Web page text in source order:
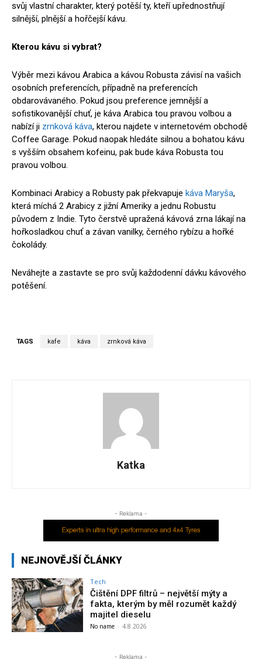
svůj vlastní charakter, který potěší ty, kteří upřednostňují
silnější, plnější a hořčejší kávu.
Kterou kávu si vybrat?
Výběr mezi kávou Arabica a kávou Robusta závisí na vašich
osobních preferencích, případně na preferencích
obdarovávaného. Pokud jsou preference jemnější a
sofistikovanější chuť, je káva Arabica tou pravou volbou a
nabízí ji zrnková káva, kterou najdete v internetovém obchodě
Coffee Garage. Pokud naopak hledáte silnou a bohatou kávu
s vyšším obsahem kofeinu, pak bude káva Robusta tou
pravou volbou.
Kombinaci Arabicy a Robusty pak překvapuje káva Maryša,
která míchá 2 Arabicy z jižní Ameriky a jednu Robustu
původem z Indie. Tyto čerstvě upražená kávová zrna lákají na
hořkosladkou chuť a závan vanilky, černého rybízu a hořké
čokolády.
Neváhejte a zastavte se pro svůj každodenní dávku kávového
potěšení.
TAGS kafe káva zrnková káva
Katka
- Reklama -
NEJNOVĚJŠÍ ČLÁNKY
Tech
Čištění DPF filtrů – největší mýty a
fakta, kterým by měl rozumět každý
majitel dieselu
No name - 4.8.2026
- Reklama -